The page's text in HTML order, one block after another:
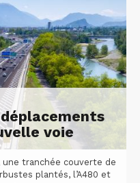
voie
une tranchée couverte de
plantés, l’A480 et